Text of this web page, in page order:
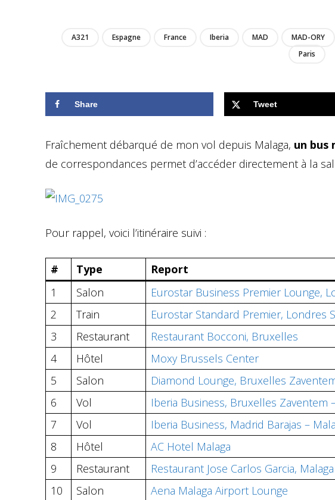
A321 Espagne France Iberia MAD MAD-ORY
Paris
Share Tweet
Fraîchement débarqué de mon vol depuis Malaga, un bus
de correspondances permet d’accéder directement à la
Pour rappel, voici l’itinéraire suivi :
# Type
Report
1
Salon
Eurostar Business Premier Lounge,
2
Train
Eurostar Standard Premier, Londres
3
Restaurant
Restaurant Bocconi, Bruxelles
4
Hôtel
Moxy Brussels Center
5
Salon
Diamond Lounge, Bruxelles
6
Vol
Iberia Business, Bruxelles Zaventem
7
Vol
Iberia Business, Madrid Barajas –
8
Hôtel
AC Hotel Malaga
9
Restaurant
Restaurant Jose Carlos Garcia, Malaga
10
Salon
Aena Malaga Airport Lounge